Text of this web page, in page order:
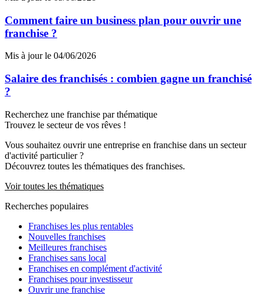
Comment faire un business plan pour ouvrir une
franchise ?
Mis à jour le 04/06/2026
Salaire des franchisés : combien gagne un franchisé
?
Recherchez une franchise par thématique
Trouvez le secteur de vos rêves !
Vous souhaitez ouvrir une entreprise en franchise dans un secteur
d'activité particulier ?
Découvrez toutes les thématiques des franchises.
Voir toutes les thématiques
Recherches populaires
Franchises les plus rentables
Nouvelles franchises
Meilleures franchises
Franchises sans local
Franchises en complément d'activité
Franchises pour investisseur
Ouvrir une franchise